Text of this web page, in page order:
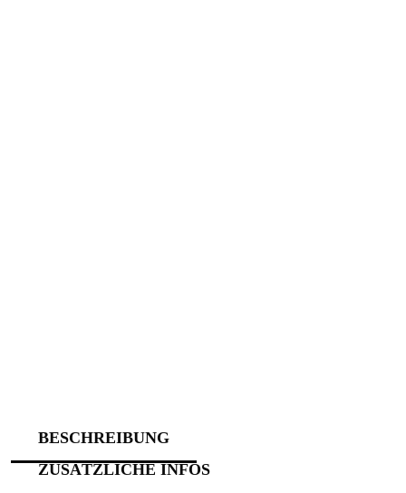
BESCHREIBUNG
ZUSÄTZLICHE INFOS